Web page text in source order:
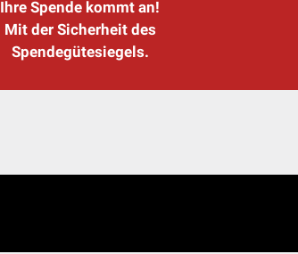
Ihre Spende kommt an!
Mit der Sicherheit des
Spendegütesiegels.